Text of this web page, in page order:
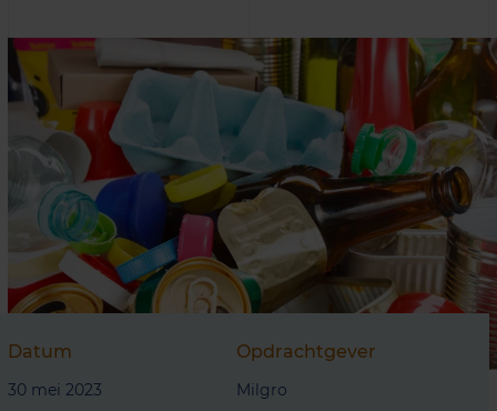
Datum
30 mei 2023
Opdrachtgever
Milgro